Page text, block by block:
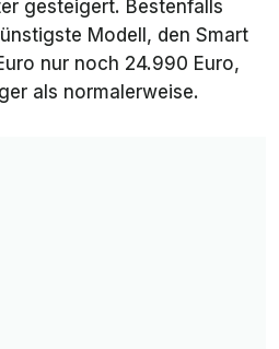
gesteigert. Bestenfalls
Modell, den Smart
nur noch 24.990 Euro,
als normalerweise.